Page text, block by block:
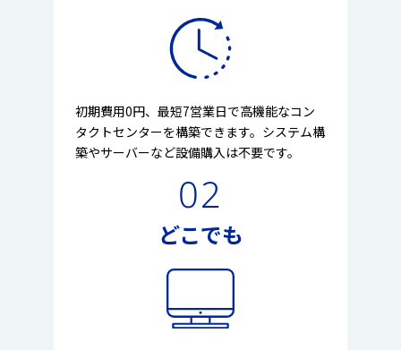
初期費用0円、最短7営業日で高機能なコン
タクトセンターを構築できます。システム構
築やサーバーなど設備購入は不要です。
02
どこでも